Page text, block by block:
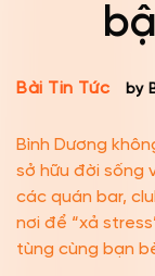
Bài Tin Tức by
Bình Dương
sở hữu đời sống
các quán bar,
nơi để “xả
tùng cùng bạn